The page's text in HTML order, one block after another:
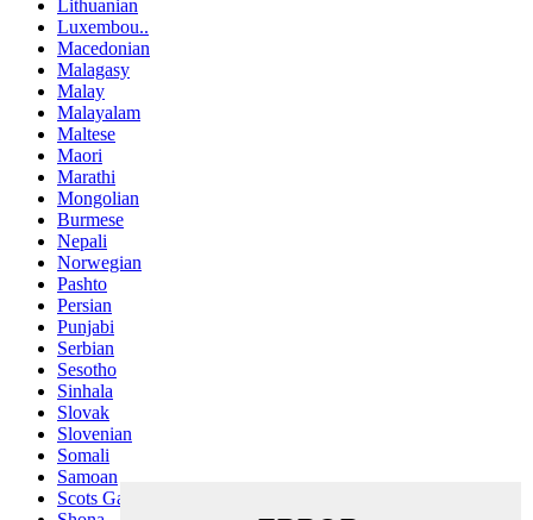
Lithuanian
Luxembou..
Macedonian
Malagasy
Malay
Malayalam
Maltese
Maori
Marathi
Mongolian
Burmese
Nepali
Norwegian
Pashto
Persian
Punjabi
Serbian
Sesotho
Sinhala
Slovak
Slovenian
Somali
Samoan
Scots Gaelic